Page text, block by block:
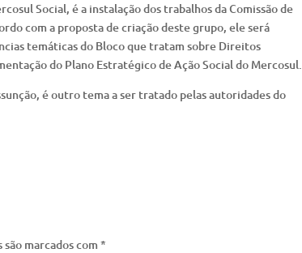
Social, é a instalação dos trabalhos da Comissão de
com a proposta de criação deste grupo, ele será
temáticas do Bloco que tratam sobre Direitos
do Plano Estratégico de Ação Social do Mercosul.
é outro tema a ser tratado pelas autoridades do
marcados com *